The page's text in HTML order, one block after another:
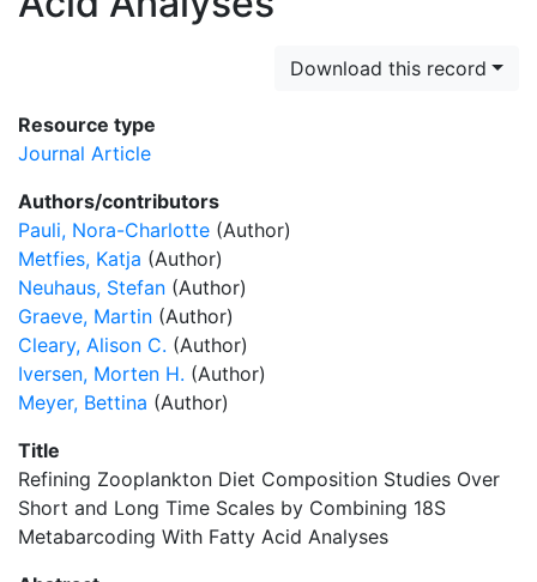
Download this record
Resource type
Journal Article
Authors/contributors
Pauli, Nora-Charlotte (Author)
Metfies, Katja (Author)
Neuhaus, Stefan (Author)
Graeve, Martin (Author)
Cleary, Alison C. (Author)
Iversen, Morten H. (Author)
Meyer, Bettina (Author)
Title
Refining Zooplankton Diet Composition Studies Over
Short and Long Time Scales by Combining 18S
Metabarcoding With Fatty Acid Analyses